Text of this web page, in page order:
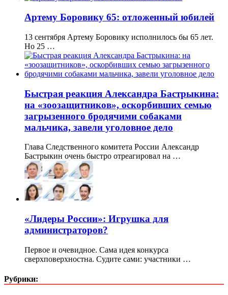
Артему Боровику 65: отложенный юбилей
13 сентября Артему Боровику исполнилось бы 65 лет.
Но 25 …
Быстрая реакция Александра Бастрыкина:
на «зоозащитников», оскорбивших семью
загрызенного бродячими собаками
мальчика, завели уголовное дело
Глава Следственного комитета России Александр
Бастрыкин очень быстро отреагировал на …
«Лидеры России»: Игрушка для
администраторов?
Первое и очевидное. Сама идея конкурса
сверхповерхностна. Судите сами: участники …
Рубрики: